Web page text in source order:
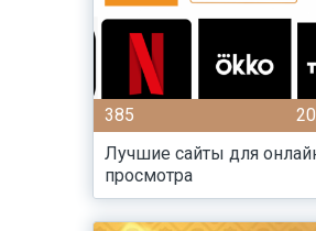
385
Лучшие сайты для
просмотра